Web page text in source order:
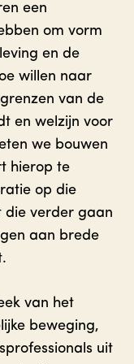
een
om vorm
en de
willen naar
van de
en welzijn voor
we bouwen
hierop te
op die
die verder gaan
aan brede
van het
beweging,
uit